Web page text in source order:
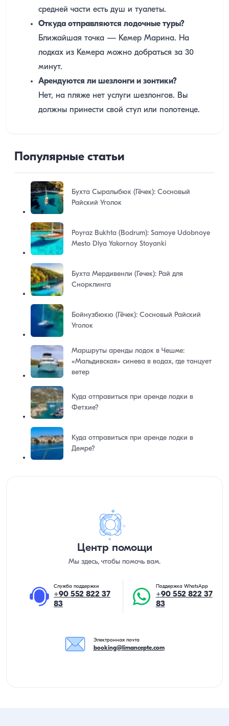
средней части есть душ и туалеты.
Откуда отправляются лодочные туры?
Ближайшая точка — Кемер Марина. На
лодках из Кемера можно добраться за 30
минут.
Арендуются ли шезлонги и зонтики?
Нет, на пляже нет услуги шезлонгов. Вы
должны принести свой стул или полотенце.
Популярные статьи
Бухта Сыралыбюк (Гёчек): Сосновый
Райский Уголок
Poyraz Bukhta (Bodrum): Samoye Udobnoye
Mesto Dlya Yakornoy Stoyanki
Бухта Мердивенли (Гечек): Рай для
Снорклинга
Бойнузбюкю (Гёчек): Сосновый Райский
Уголок
Маршруты аренды лодок в Чешме:
«Мальдивская» синева в водах, где танцует
ветер
Куда отправиться при аренде лодки в
Фетхие?
Куда отправиться при аренде лодки в
Демре?
Центр помощи
Мы здесь, чтобы помочь вам.
Служба поддержки
+90 552 822 37
83
Поддержка WhatsApp
+90 552 822 37
83
Электронная почта
booking@limancepte.com